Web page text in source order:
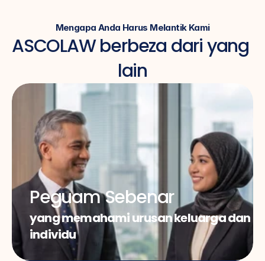
Mengapa Anda Harus Melantik Kami
ASCOLAW berbeza dari yang
lain
Peguam Sebenar
yang memahami urusan keluarga dan
individu